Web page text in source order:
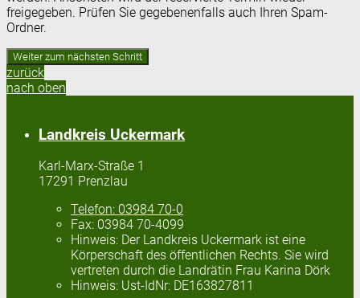
freigegeben. Prüfen Sie gegebenenfalls auch Ihren Spam-
Ordner.
zurück
nach oben
Landkreis Uckermark
Karl-Marx-Straße 1
17291 Prenzlau
Telefon: 03984 70-0
Fax: 03984 70-4099
Hinweis: Der Landkreis Uckermark ist eine
Körperschaft des öffentlichen Rechts. Sie wird
vertreten durch die Landrätin Frau Karina Dörk
Hinweis: Ust-IdNr: DE163827811